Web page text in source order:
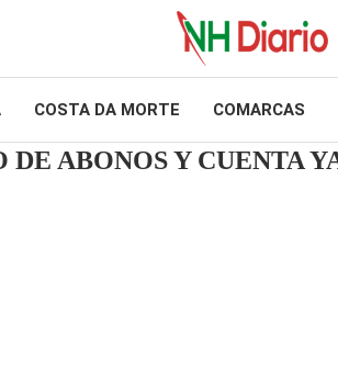
COSTA DA MORTE COMARCAS
ABONOS Y CUENTA